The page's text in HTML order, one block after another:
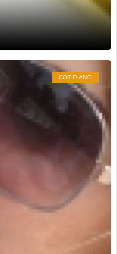
COTIDIANO